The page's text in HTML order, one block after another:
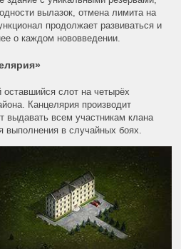
вылазок, отмена лимита на
продолжает развиваться и
о каждом нововведении.
слот на четырёх
Канцелярия производит
выдавать всем участникам клана
выполнения в случайных боях.